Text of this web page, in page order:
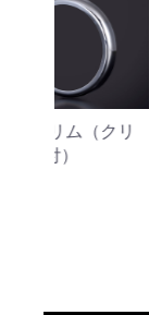
819/721
ス 黒